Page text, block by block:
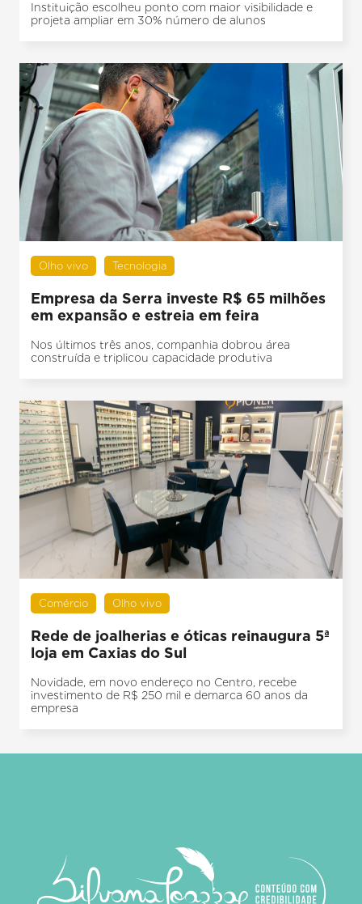
Instituição escolheu ponto com maior visibilidade e
projeta ampliar em 30% número de alunos
Olho vivo Tecnologia
Empresa da Serra investe R$ 65 milhões
em expansão e estreia em feira
Nos últimos três anos, companhia dobrou área
construída e triplicou capacidade produtiva
Comércio Olho vivo
Rede de joalherias e óticas reinaugura 5ª
loja em Caxias do Sul
Novidade, em novo endereço no Centro, recebe
investimento de R$ 250 mil e demarca 60 anos da
empresa